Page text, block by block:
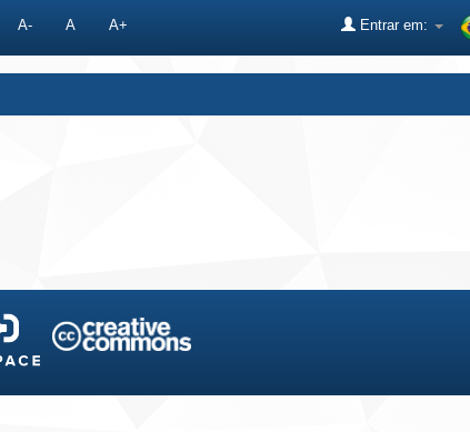
A- A A+ Entrar em: